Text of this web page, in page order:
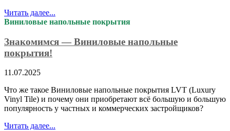
Читать далее...
Виниловые напольные покрытия
Знакомимся — Виниловые напольные
покрытия!
11.07.2025
Что же такое Виниловые напольные покрытия LVT (Luxury
Vinyl Tile) и почему они приобретают всё большую и большую
популярность у частных и коммерческих застройщиков?
Читать далее...